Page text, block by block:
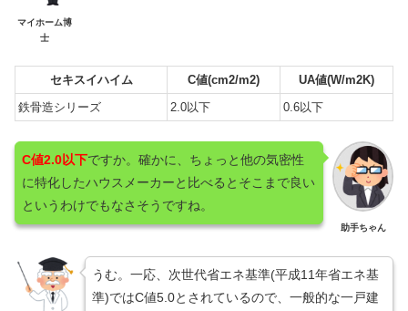
マイホーム博
士
セキスイハイム C値(cm2/m2)
UA値(W/m2K)
鉄骨造シリーズ
2.0以下 0.6以下
助手ちゃん
C値2.0以下ですか。確かに、ちょっと他の気密性
に特化したハウスメーカーと比べるとそこまで良い
というわけでもなさそうですね。
うむ。一応、次世代省エネ基準(平成11年省エネ基
準)ではC値5.0とされているので、一般的な一戸建